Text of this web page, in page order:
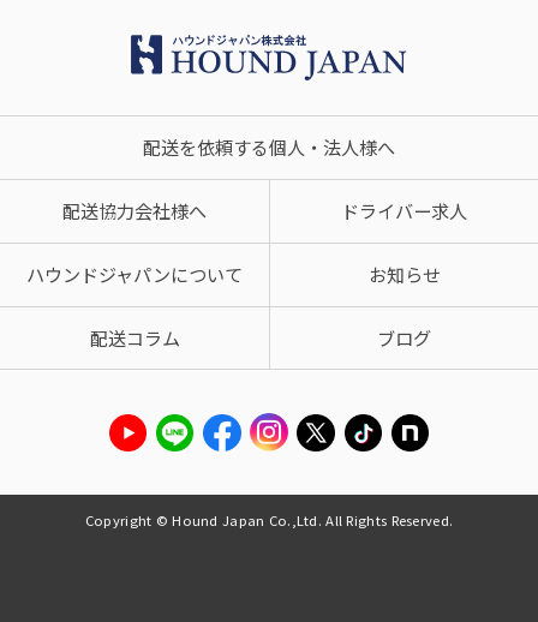
配送を依頼する個人・法人様へ
配送協力会社様へ ドライバー求人
ハウンドジャパンについて お知らせ
配送コラム ブログ
Copyright © Hound Japan Co.,Ltd. All Rights Reserved.